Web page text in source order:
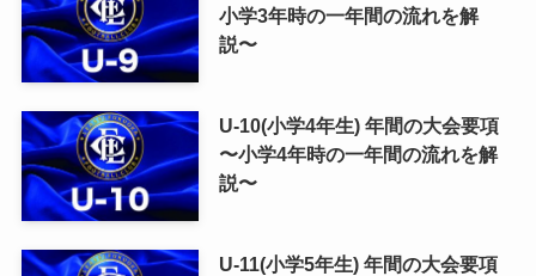
小学3年時の一年間の流れを解
説〜
U-10(小学4年生) 年間の大会要項
〜小学4年時の一年間の流れを解
説〜
U-11(小学5年生) 年間の大会要項